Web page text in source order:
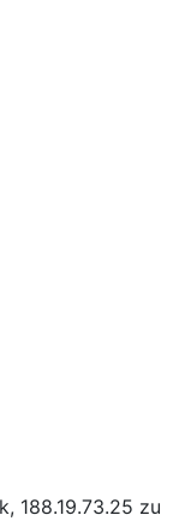
188.19.73.25 zu